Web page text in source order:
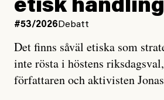
oro inom rörelsen.
Artikeln undersöker inte, som ETC
är sant, vad som är rykten”, utan
ännu mer ryktesspridning. Det
etisk handling
#53/2026 Debatt
Det finns såväl etiska som
inte rösta i höstens
författaren och aktivisten